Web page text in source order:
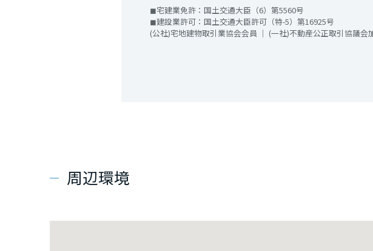
◼︎宅建業免許：国土交通大臣（6）第5560号
◼︎建設業許可：国土交通大臣許可（特-5）第16925号
(公社)宅地建物取引業協会会員 ｜ (一社)不動産公正取引協議会
周辺環境